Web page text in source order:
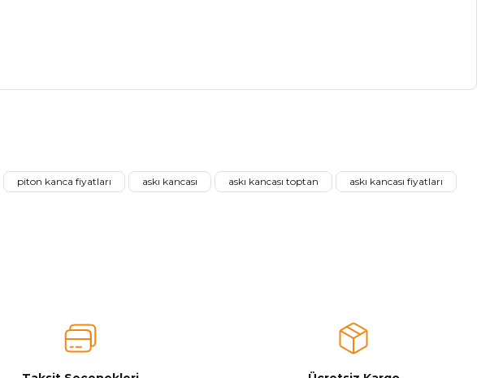
piton kanca fiyatları askı kancası askı kancası toptan
askı kancası fiyatları